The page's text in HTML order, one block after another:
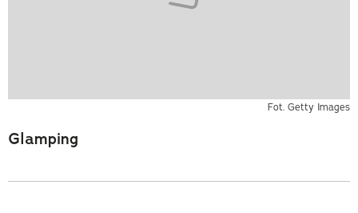
Fot. Getty Images
Glamping